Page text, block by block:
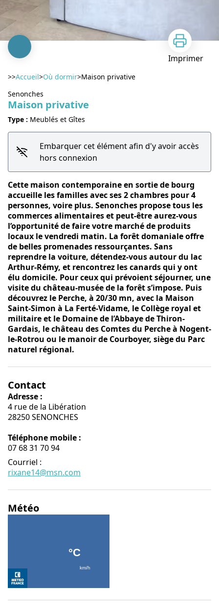
Voir l'image en plein écran
Imprimer
>>Accueil>Où dormir>Maison privative
Senonches
Maison privative
Type : Meublés et Gîtes
Embarquer cet élément afin d'y avoir accès
hors connexion
Cette maison contemporaine en sortie de bourg
accueille les familles avec ses 2 chambres pour 4
personnes, voire plus. Senonches propose tous les
commerces alimentaires et peut-être aurez-vous
l’opportunité de faire votre marché de produits
locaux le vendredi matin. La forêt domaniale offre
de belles promenades ressourçantes. Sans
reprendre la voiture, détendez-vous autour du lac
Arthur-Rémy, et rencontrez les canards qui y ont
élu domicile. Pour ceux qui prévoient séjourner, une
visite du château-musée de la forêt s’impose. Puis
découvrez le Perche, à 20/30 mn, avec la Maison
Saint-Simon à La Ferté-Vidame, le Collège royal et
militaire et le Domaine de l’Abbaye de Thiron-
Gardais, le château des Comtes du Perche à Nogent-
le-Rotrou ou le manoir de Courboyer, siège du Parc
naturel régional.
Contact
Adresse :
4 rue de la Libération
28250 SENONCHES
Téléphone mobile :
07 68 31 70 94
Courriel :
rixane14@msn.com
Météo